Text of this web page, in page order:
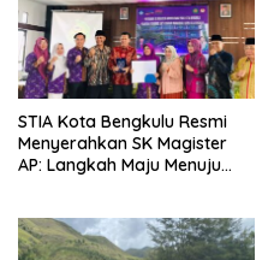
STIA Kota Bengkulu Resmi
Menyerahkan SK Magister
AP: Langkah Maju Menuju